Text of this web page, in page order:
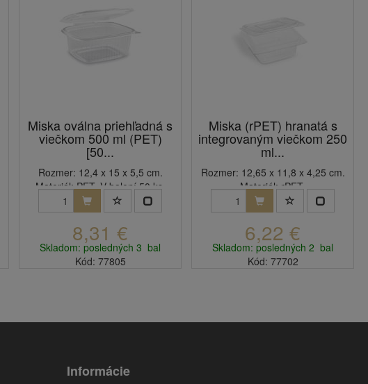
Miska oválna priehľadná s
viečkom 500 ml (PET)
[50...
Rozmer: 12,4 x 15 x 5,5 cm.
Materiál: PET. V balení 50 ks.
8,31 €
Skladom: posledných 3 bal
Kód: 77805
Miska (rPET) hranatá s
integrovaným viečkom 250
ml...
Rozmer: 12,65 x 11,8 x 4,25 cm.
Materiál: rPET.
6,22 €
Skladom: posledných 2 bal
Kód: 77702
Informácie